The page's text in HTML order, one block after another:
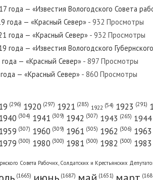
года — «Красный Север»
года — «Красный Север»
года — «Известия Вологодского Совета
года — «Красный Север» - 932 Просмотры
года — «Красный Север» - 932 Просмотры
года — «Известия Вологодского
— «Красный Север» - 897 Просмотры
— «Красный Север» - 860 Просмотры
(296) 1920 (297) 1921 (285) 1922 (54) 1923 (291)
(304) 1941 (309) 1942 (307) 1943 (265) 1944
(307) 1960 (309) 1961 (305) 1962 (306) 1963
(300) 1980 (300) 1981 (300) 1982 (300) 1983
Совета Рабочих, Солдатских и Крестьянских
(1665) (1687) (1651)